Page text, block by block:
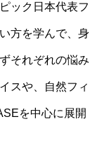
ック日本代表フ
方を学んで、身
それぞれの悩み
スや、自然フィ
を中心に展開